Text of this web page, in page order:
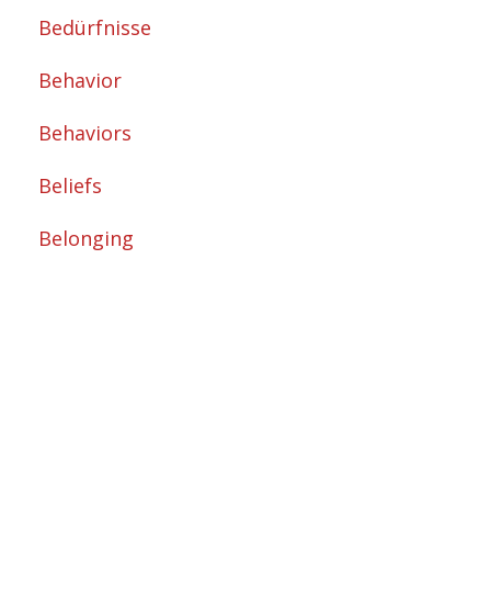
Bedürfnisse
Behavior
Behaviors
Beliefs
Belonging